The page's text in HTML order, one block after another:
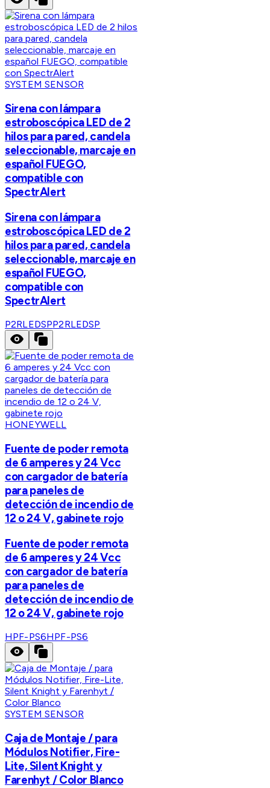
SYSTEM SENSOR
Sirena con lámpara
estroboscópica LED de 2
hilos para pared, candela
seleccionable, marcaje en
español FUEGO,
compatible con
SpectrAlert
Sirena con lámpara
estroboscópica LED de 2
hilos para pared, candela
seleccionable, marcaje en
español FUEGO,
compatible con
SpectrAlert
P2RLEDSPP2RLEDSP
HONEYWELL
Fuente de poder remota
de 6 amperes y 24 Vcc
con cargador de batería
para paneles de
detección de incendio de
12 o 24 V, gabinete rojo
Fuente de poder remota
de 6 amperes y 24 Vcc
con cargador de batería
para paneles de
detección de incendio de
12 o 24 V, gabinete rojo
HPF-PS6HPF-PS6
SYSTEM SENSOR
Caja de Montaje / para
Módulos Notifier, Fire-
Lite, Silent Knight y
Farenhyt / Color Blanco